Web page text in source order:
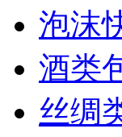
泡沫
酒类
丝绸